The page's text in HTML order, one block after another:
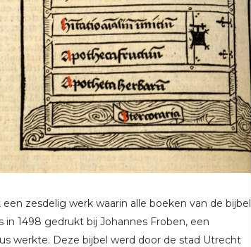
zesdelig werk waarin alle boeken van de bijbel
1498 gedrukt bij Johannes Froben, een
werkte. Deze bijbel werd door de stad Utrecht